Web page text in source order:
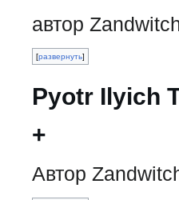
автор
развернуть
Pyotr Ilyich
+
Автор